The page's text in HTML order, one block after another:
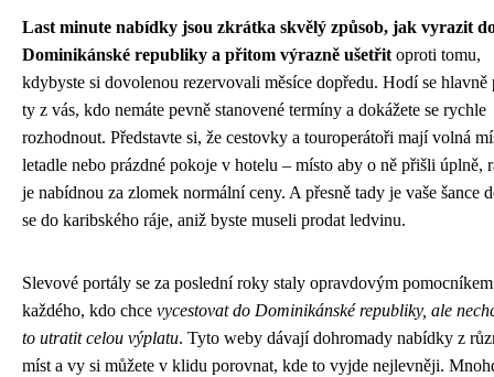
Last minute nabídky jsou zkrátka skvělý způsob, jak vyrazit
Dominikánské republiky a přitom výrazně ušetřit oproti tomu,
kdybyste si dovolenou rezervovali měsíce dopředu. Hodí se hlavně
ty z vás, kdo nemáte pevně stanovené termíny a dokážete se rychle
rozhodnout. Představte si, že cestovky a touroperátoři mají volná
letadle nebo prázdné pokoje v hotelu – místo aby o ně přišli úplně,
je nabídnou za zlomek normální ceny. A přesně tady je vaše šance
se do karibského ráje, aniž byste museli prodat ledvinu.
Slevové portály se za poslední roky staly opravdovým
každého, kdo chce vycestovat do Dominikánské republiky, ale
to utratit celou výplatu. Tyto weby dávají dohromady nabídky z
míst a vy si můžete v klidu porovnat, kde to vyjde nejlevněji.